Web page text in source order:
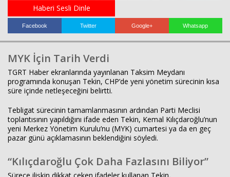
Haberi Sesli Dinle
Facebook Twitter Google+ Whatsapp
MYK İçin Tarih Verdi
TGRT Haber ekranlarında yayınlanan Taksim Meydanı
programında konuşan Tekin, CHP’de yeni yönetim sürecinin kısa
süre içinde netleşeceğini belirtti.
Tebligat sürecinin tamamlanmasının ardından Parti Meclisi
toplantısının yapıldığını ifade eden Tekin, Kemal Kılıçdaroğlu’nun
yeni Merkez Yönetim Kurulu’nu (MYK) cumartesi ya da en geç
pazar günü açıklamasının beklendiğini söyledi.
“Kılıçdaroğlu Çok Daha Fazlasını Biliyor”
Haberin Doğru Adresi.